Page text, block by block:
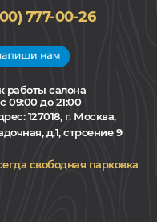
777-00-26
работы салона
09:00 до 21:00
127018, г. Москва,
д.1, строение 9
свободная парковка